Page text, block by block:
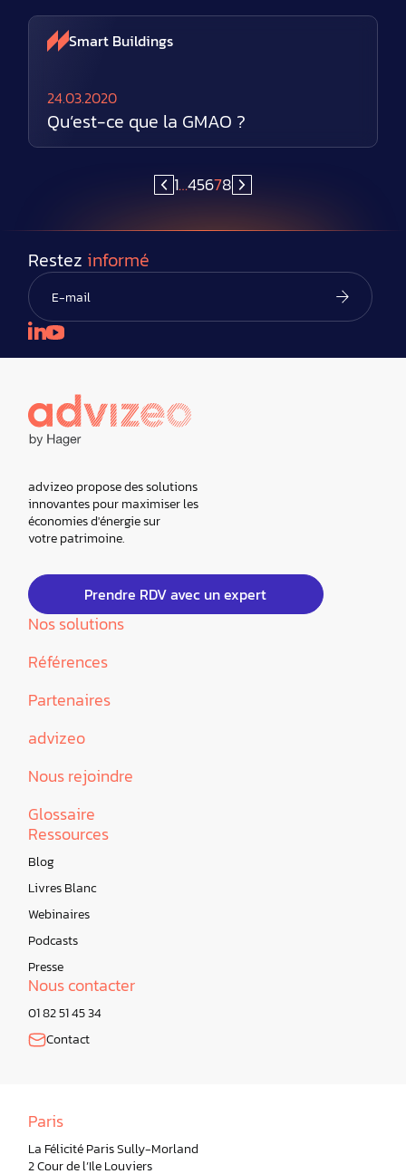
Smart Buildings
24.03.2020
Qu’est-ce que la GMAO ?
1…45678
Restez informé
advizeo propose des solutions
innovantes pour maximiser les
économies d'énergie sur
votre patrimoine.
Prendre RDV avec un expert
Nos solutions
Références
Partenaires
advizeo
Nous rejoindre
Glossaire
Ressources
Blog
Livres Blanc
Webinaires
Podcasts
Presse
Nous contacter
01 82 51 45 34
Contact
Paris
La Félicité Paris Sully-Morland
2 Cour de l’Ile Louviers